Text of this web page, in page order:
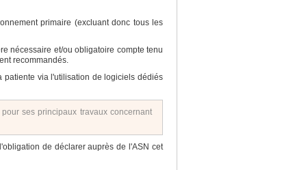
primaire (excluant donc tous les
nécessaire et/ou obligatoire compte tenu
recommandés.
patiente via l'utilisation de logiciels dédiés
ses principaux travaux concernant
de déclarer auprès de l'ASN cet